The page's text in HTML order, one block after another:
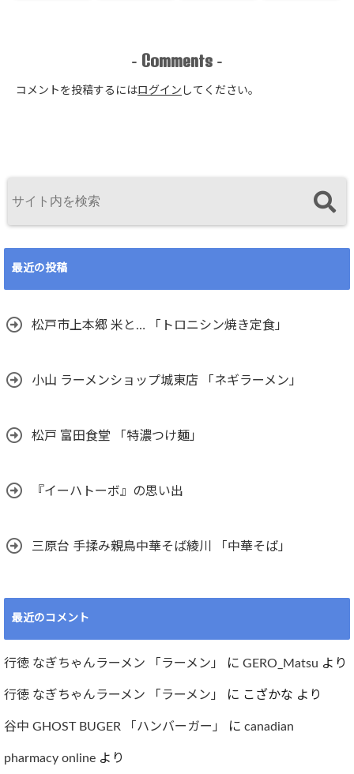
- Comments -
コメントを投稿するには ログイン してください。
最近の投稿
松戸市上本郷 米と… 「トロニシン焼き定食」
小山 ラーメンショップ城東店 「ネギラーメン」
松戸 富田食堂 「特濃つけ麺」
『イーハトーボ』の思い出
三原台 手揉み親鳥中華そば綾川 「中華そば」
最近のコメント
行徳 なぎちゃんラーメン 「ラーメン」 に GERO_Matsu より
行徳 なぎちゃんラーメン 「ラーメン」 に こざかな より
谷中 GHOST BUGER 「ハンバーガー」 に canadian
pharmacy online より